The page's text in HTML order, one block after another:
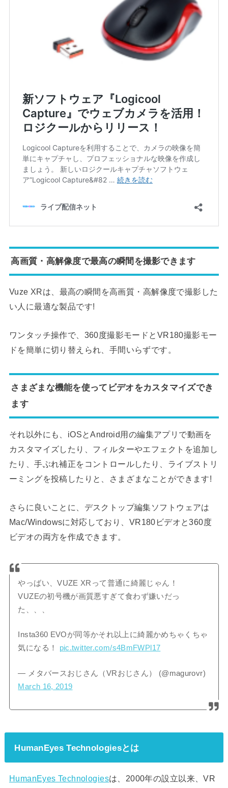
高画質・高解像度で最高の瞬間を撮影できます
Vuze XRは、最高の瞬間を高画質・高解像度で撮影した
い人に最適な製品です!
ワンタッチ操作で、360度撮影モードとVR180撮影モー
ドを簡単に切り替えられ、手間いらずです。
さまざまな機能を使ってビデオをカスタマイズでき
ます
それ以外にも、iOSとAndroid用の編集アプリで動画を
カスタマイズしたり、フィルターやエフェクトを追加し
たり、手ぶれ補正をコントロールしたり、ライブストリ
ーミングを投稿したりと、さまざまなことができます!
さらに良いことに、デスクトップ編集ソフトウェアは
Mac/Windowsに対応しており、VR180ビデオと360度
ビデオの両方を作成できます。
やっばい、VUZE XRって普通に綺麗じゃん！
VUZEの初号機が画質悪すぎて食わず嫌いだっ
た、、、
Insta360 EVOが同等かそれ以上に綺麗かめちゃくちゃ
気になる！ pic.twitter.com/s4BmFWPl17
— メタバースおじさん（VRおじさん） (@magurovr)
March 16, 2019
HumanEyes Technologiesとは
HumanEyes Technologiesは、2000年の設立以来、VR